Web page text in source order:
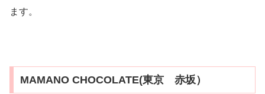
ます。
MAMANO CHOCOLATE(東京 赤坂）